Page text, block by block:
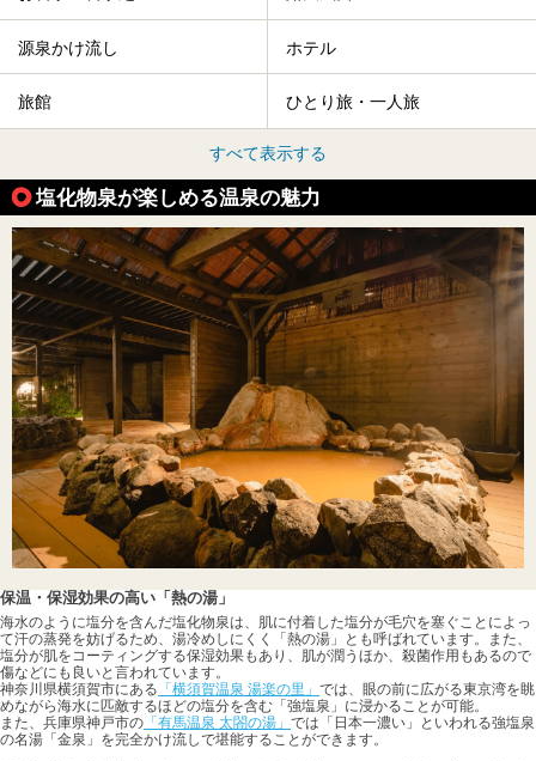
源泉かけ流し ホテル
旅館 ひとり旅・一人旅
すべて表示する
塩化物泉が楽しめる温泉の魅力
保温・保湿効果の高い「熱の湯」
海水のように塩分を含んだ塩化物泉は、肌に付着した塩分が毛穴を塞ぐことによっ
て汗の蒸発を妨げるため、湯冷めしにくく「熱の湯」とも呼ばれています。また、
塩分が肌をコーティングする保湿効果もあり、肌が潤うほか、殺菌作用もあるので
傷などにも良いと言われています。
神奈川県横須賀市にある 「横須賀温泉 湯楽の里」 では、眼の前に広がる東京湾を眺
めながら海水に匹敵するほどの塩分を含む「強塩泉」に浸かることが可能。
また、兵庫県神戸市の 「有馬温泉 太閤の湯」 では「日本一濃い」といわれる強塩泉
の名湯「金泉」を完全かけ流しで堪能することができます。